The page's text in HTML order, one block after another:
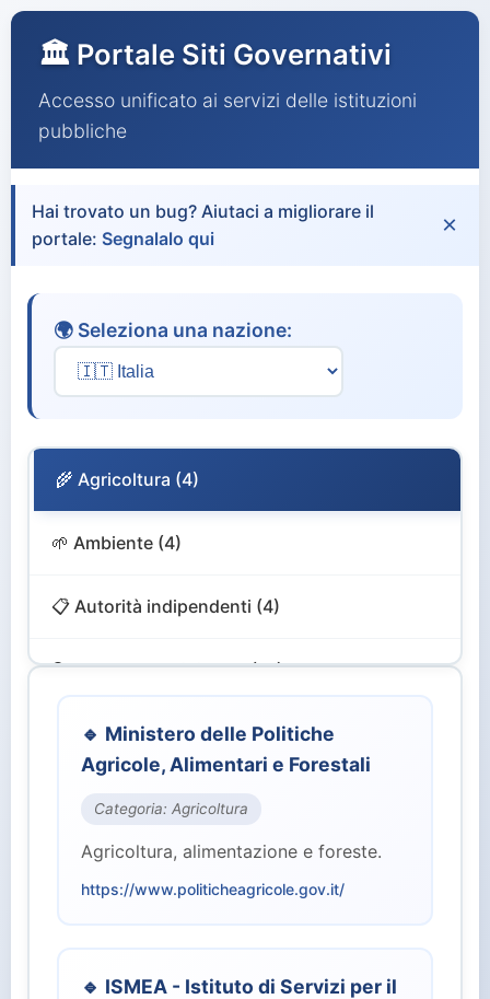
🏛️ Portale Siti Governativi
Accesso unificato ai servizi delle istituzioni
pubbliche
Hai trovato un bug? Aiutaci a migliorare il
portale: Segnalalo qui ×
🌍 Seleziona una nazione:
🌾 Agricoltura (4)
🌱 Ambiente (4)
📋 Autorità indipendenti (4)
🔍 Controllo e Vigilanza (12)
🎨 Cultura e Turismo (4)
💻 Digitale e Innovazione (4)
🏙️ Enti Territoriali (2)
⚖️ Giustizia (2)
🔹 Ministero delle Politiche
Agricole, Alimentari e Forestali
Categoria: Agricoltura
Agricoltura, alimentazione e foreste.
https://www.politicheagricole.gov.it/
🔹 ISMEA - Istituto di Servizi per il